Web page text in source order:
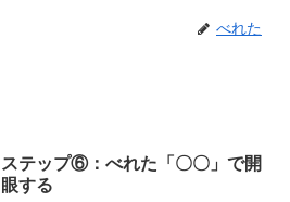
べれた
ステップ⑥：べれた「〇〇」で開
眼する